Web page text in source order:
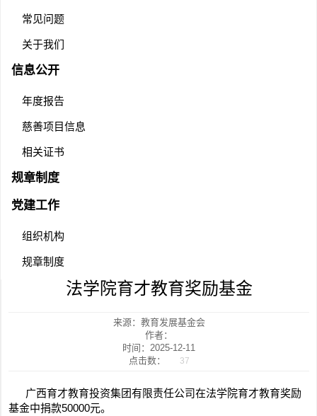
常见问题
关于我们
信息公开
年度报告
慈善项目信息
相关证书
规章制度
党建工作
组织机构
规章制度
法学院育才教育奖励基金
来源：教育发展基金会
作者：
时间：2025-12-11
点击数：
37
广西育才教育投资集团有限责任公司在法学院育才教育奖励
基金中捐款50000元。